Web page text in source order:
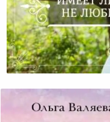
Имеет Ли